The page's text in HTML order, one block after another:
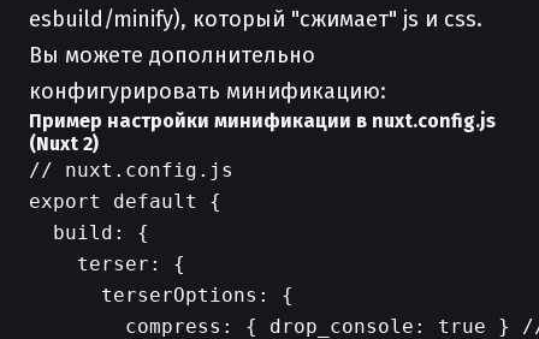
esbuild/minify), который "сжимает" js и css.
Вы можете дополнительно
конфигурировать минификацию:
Пример настройки минификации в nuxt.config.js
(Nuxt 2)
// nuxt.config.js
export default {
  build: {
    terser: {
      terserOptions: {
compress: { drop_console: true }